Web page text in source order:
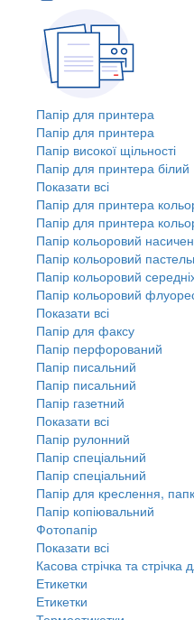
Папір для принтера
Папір для принтера
Папір високої щільності
Папір для принтера білий
Показати всі
Папір для принтера
Папір для принтера
Папір кольоровий
Папір кольоровий
Папір кольоровий
Папір кольоровий
Показати всі
Папір для факсу
Папір перфорований
Папір писальний
Папір писальний
Папір газетний
Показати всі
Папір рулонний
Папір спеціальний
Папір спеціальний
Папір для креслення,
Папір копіювальний
Фотопапір
Показати всі
Касова стрічка та стрічка
Етикетки
Етикетки